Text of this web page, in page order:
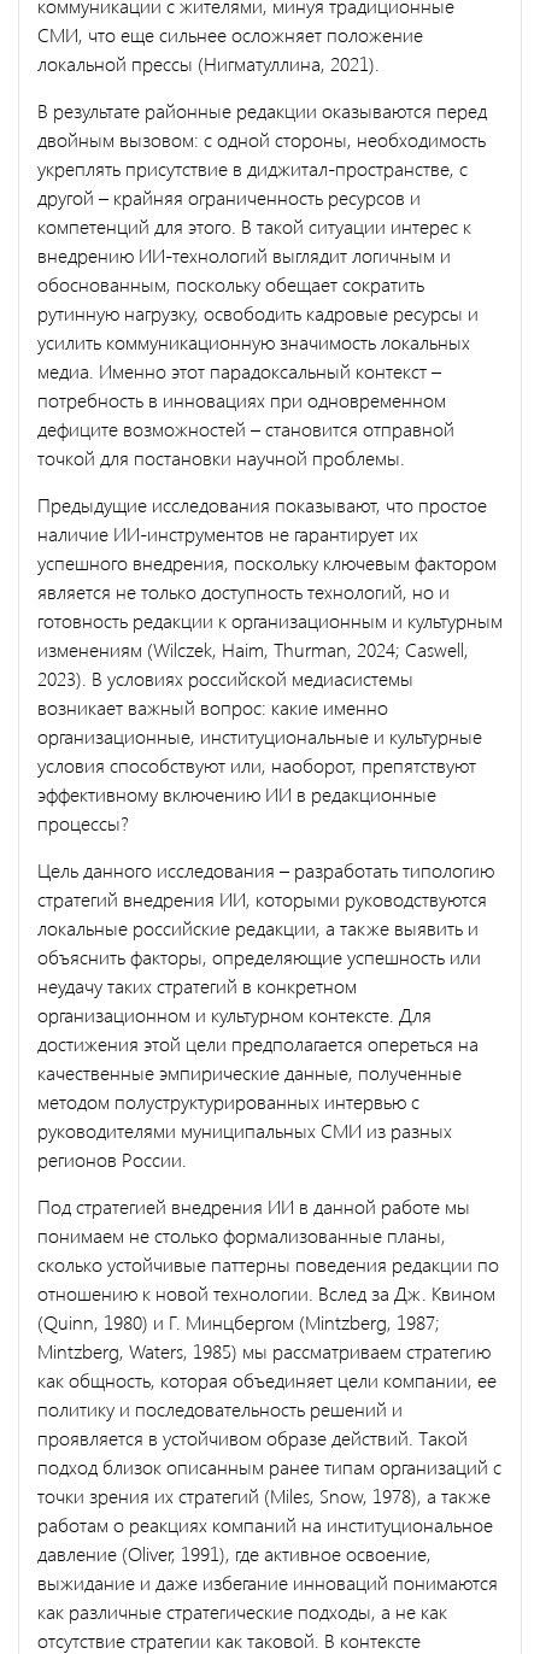
коммуникации с жителями, минуя традиционные
СМИ, что еще сильнее осложняет положение
локальной прессы (Нигматуллина, 2021).
В результате районные редакции оказываются перед
двойным вызовом: с одной стороны, необходимость
укреплять присутствие в диджитал-пространстве, с
другой – крайняя ограниченность ресурсов и
компетенций для этого. В такой ситуации интерес к
внедрению ИИ-технологий выглядит логичным и
обоснованным, поскольку обещает сократить
рутинную нагрузку, освободить кадровые ресурсы и
усилить коммуникационную значимость локальных
медиа. Именно этот парадоксальный контекст –
потребность в инновациях при одновременном
дефиците возможностей – становится отправной
точкой для постановки научной проблемы.
Предыдущие исследования показывают, что простое
наличие ИИ-инструментов не гарантирует их
успешного внедрения, поскольку ключевым фактором
является не только доступность технологий, но и
готовность редакции к организационным и культурным
изменениям (Wilczek, Haim, Thurman, 2024; Caswell,
2023). В условиях российской медиасистемы
возникает важный вопрос: какие именно
организационные, институциональные и культурные
условия способствуют или, наоборот, препятствуют
эффективному включению ИИ в редакционные
процессы?
Цель данного исследования – разработать типологию
стратегий внедрения ИИ, которыми руководствуются
локальные российские редакции, а также выявить и
объяснить факторы, определяющие успешность или
неудачу таких стратегий в конкретном
организационном и культурном контексте. Для
достижения этой цели предполагается опереться на
качественные эмпирические данные, полученные
методом полуструктурированных интервью с
руководителями муниципальных СМИ из разных
регионов России.
Под стратегией внедрения ИИ в данной работе мы
понимаем не столько формализованные планы,
сколько устойчивые паттерны поведения редакции по
отношению к новой технологии. Вслед за Дж. Квином
(Quinn, 1980) и Г. Минцбергом (Mintzberg, 1987;
Mintzberg, Waters, 1985) мы рассматриваем стратегию
как общность, которая объединяет цели компании, ее
политику и последовательность решений и
проявляется в устойчивом образе действий. Такой
подход близок описанным ранее типам организаций с
точки зрения их стратегий (Miles, Snow, 1978), а также
работам о реакциях компаний на институциональное
давление (Oliver, 1991), где активное освоение,
выжидание и даже избегание инноваций понимаются
как различные стратегические подходы, а не как
отсутствие стратегии как таковой. В контексте